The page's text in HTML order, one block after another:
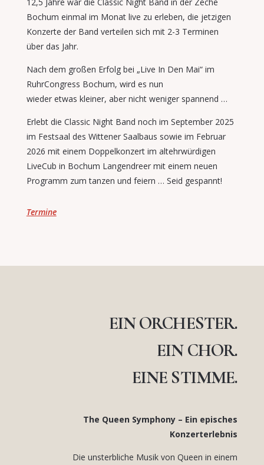
Bochum einmal im Monat live zu erleben, die jetzigen
Konzerte der Band verteilen sich mit 2-3 Terminen
über das Jahr.
Nach dem großen Erfolg bei „Live In Den Mai“ im
RuhrCongress Bochum, wird es nun
wieder etwas kleiner, aber nicht weniger spannend …
Erlebt die Classic Night Band noch im September 2025
im Festsaal des Wittener Saalbaus sowie im Februar
2026 mit einem Doppelkonzert im altehrwürdigen
LiveCub in Bochum Langendreer mit einem neuen
Programm zum tanzen und feiern … Seid gespannt!
Termine
EIN ORCHESTER.
EIN CHOR.
EINE STIMME.
The Queen Symphony – Ein episches
Konzerterlebnis
Die unsterbliche Musik von Queen in einem